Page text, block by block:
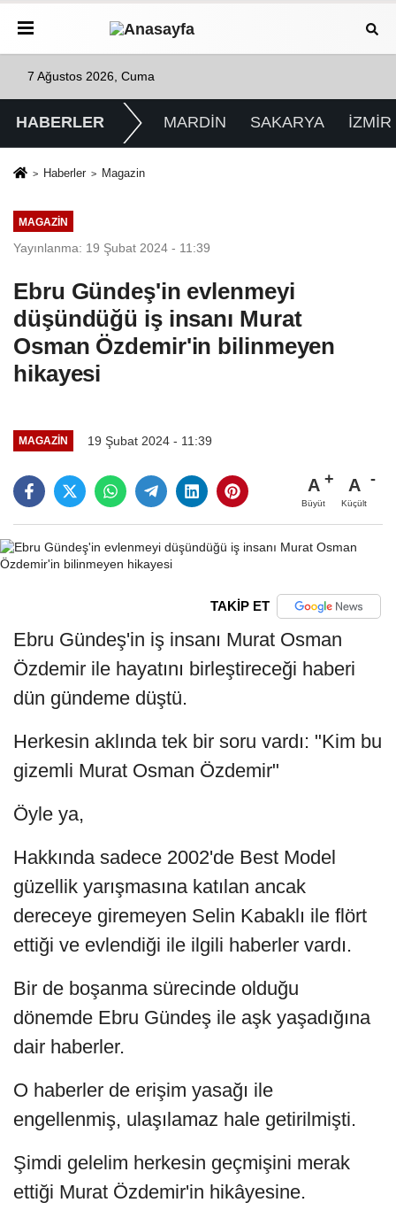
7 Ağustos 2026, Cuma
HABERLER MARDİN SAKARYA İZMİR
Haberler Magazin
MAGAZIN
Yayınlanma: 19 Şubat 2024 - 11:39
Ebru Gündeş'in evlenmeyi
düşündüğü iş insanı Murat
Osman Özdemir'in bilinmeyen
hikayesi
MAGAZIN 19 Şubat 2024 - 11:39
A
Büyüt
A
Küçült
TAKİP ET
Ebru Gündeş'in iş insanı Murat Osman
Özdemir ile hayatını birleştireceği haberi
dün gündeme düştü.
Herkesin aklında tek bir soru vardı: "Kim bu
gizemli Murat Osman Özdemir"
Öyle ya,
Hakkında sadece 2002'de Best Model
güzellik yarışmasına katılan ancak
dereceye giremeyen Selin Kabaklı ile flört
ettiği ve evlendiği ile ilgili haberler vardı.
Bir de boşanma sürecinde olduğu
dönemde Ebru Gündeş ile aşk yaşadığına
dair haberler.
O haberler de erişim yasağı ile
engellenmiş, ulaşılamaz hale getirilmişti.
Şimdi gelelim herkesin geçmişini merak
ettiği Murat Özdemir'in hikâyesine.